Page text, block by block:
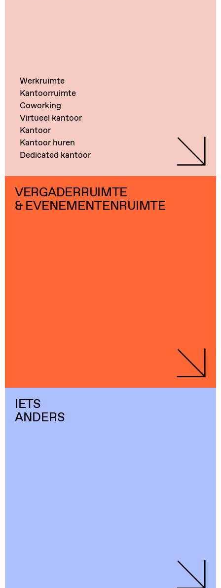
Werkruimte
Kantoorruimte
Coworking
Virtueel kantoor
Kantoor
Kantoor huren
Dedicated kantoor
VERGADERRUIMTE
& EVENEMENTENRUIMTE
IETS
ANDERS